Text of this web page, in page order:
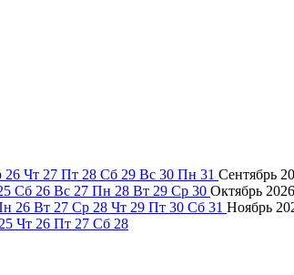
26 Чт 27 Пт 28 Сб 29 Вс 30 Пн 31 Сентябрь
Сб 26 Вс 27 Пн 28 Вт 29 Ср 30 Октябрь 2026
26 Вт 27 Ср 28 Чт 29 Пт 30 Сб 31 Ноябрь
25 Чт 26 Пт 27 Сб 28